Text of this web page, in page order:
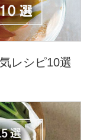
レシピ10選